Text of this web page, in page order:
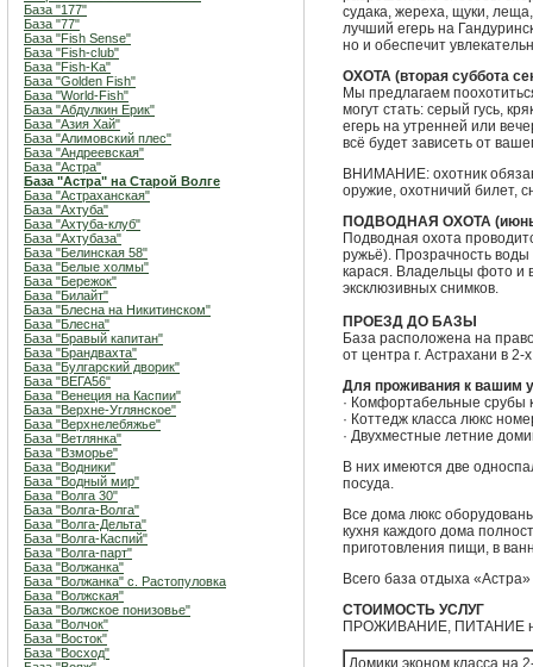
База "177"
База "77"
База "Fish Sense"
База "Fish-club"
База "Fish-Ka"
База "Golden Fish"
База "World-Fish"
База "Абдулкин Ерик"
База "Азия Хай"
База "Алимовский плес"
База "Андреевская"
База "Астра"
База "Астра" на Старой Волге
База "Астраханская"
База "Ахтуба"
База "Ахтуба-клуб"
База "Ахтубаза"
База "Белинская 58"
База "Белые холмы"
База "Бережок"
База "Билайт"
База "Блесна на Никитинском"
База "Блесна"
База "Бравый капитан"
База "Брандвахта"
База "Булгарский дворик"
База "ВЕГА56"
База "Венеция на Каспии"
База "Верхне-Углянское"
База "Верхнелебяжье"
База "Ветлянка"
База "Взморье"
База "Водники"
База "Водный мир"
База "Волга 30"
База "Волга-Волга"
База "Волга-Дельта"
База "Волга-Каспий"
База "Волга-парт"
База "Волжанка"
База "Волжанка" с. Растопуловка
База "Волжская"
База "Волжское понизовье"
База "Волчок"
База "Восток"
База "Восход"
судака, жереха, щуки,
лучший егерь на
но и обеспечит
ОХОТА (вторая суббота
Мы предлагаем
могут стать: серый гусь,
егерь на утренней или
всё будет зависеть от
ВНИМАНИЕ: охотник
оружие, охотничий билет,
ПОДВОДНАЯ ОХОТА (июнь
Подводная охота
ружьё). Прозрачность
карася. Владельцы фото и
эксклюзивных снимков.
ПРОЕЗД ДО БАЗЫ
База расположена на
от центра г. Астрахани в
Для проживания к вашим
· Комфортабельные срубы
· Коттедж класса люкс
· Двухместные летние
В них имеются две
посуда.
Все дома люкс
кухня каждого дома
приготовления пищи, в
Всего база отдыха
СТОИМОСТЬ УСЛУГ
ПРОЖИВАНИЕ, ПИТАНИЕ на
Домики эконом класса на